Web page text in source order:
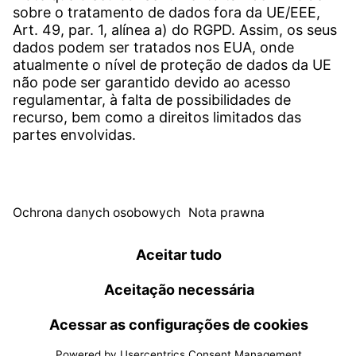
vapor de água. Como resultado, é possível obter um
nível de eficiência muito alto, de até 85%. As células
operam em temperaturas de até 900 °C. Um
material cerâmico sólido serve de eletrólito. Outra
vantagem do SOEC é que ele também é adequado
para a eletrólise de CO para produzir gás de
síntese. No entanto, as altas temperaturas levam a
uma baixa capacidade de mudança de carga e a
altos requisitos de material.
SERVIÇOS
Download-Center
Download Software de Usuário
Especificações de solicitação
© WITZENMANN All rights reserved
Brasil
CONDIÇÕES DE VENDA E ENTREGA